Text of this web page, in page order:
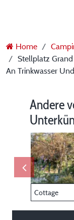
Home
Stellplatz
An Trinkwasser
Andere
Cottage